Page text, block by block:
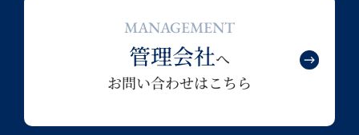
MANAGEMENT
管理会社へ
お問い合わせはこちら